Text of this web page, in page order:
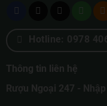
Hotline: 0978
Thông tin liên hệ
Rượu Ngoại 247 -